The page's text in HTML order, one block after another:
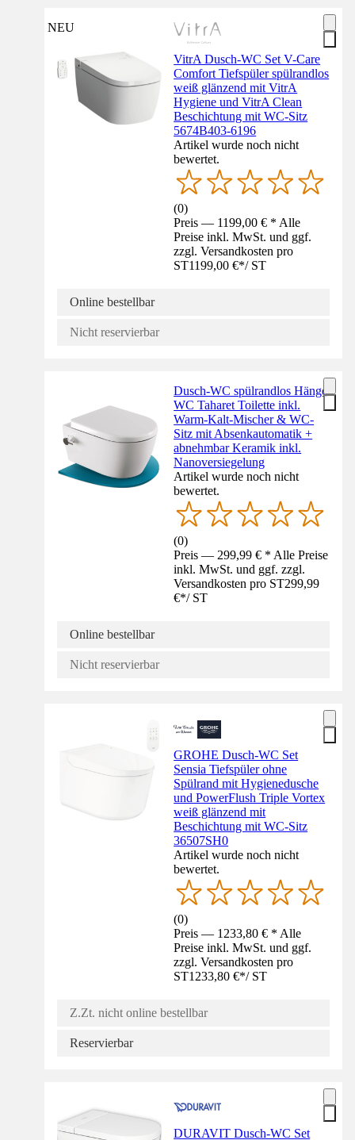
NEU
VitrA Dusch-WC Set V-Care
Comfort Tiefspüler spülrandlos
weiß glänzend mit VitrA
Hygiene und VitrA Clean
Beschichtung mit WC-Sitz
5674B403-6196
Artikel wurde noch nicht
bewertet.
(0)
Preis — 1199,00 € * Alle
Preise inkl. MwSt. und ggf.
zzgl. Versandkosten pro
ST1199,00 €*/ ST
Online bestellbar
Nicht reservierbar
Dusch-WC spülrandlos Hänge
WC Taharet Toilette inkl.
Warm-Kalt-Mischer & WC-
Sitz mit Absenkautomatik +
abnehmbar Keramik inkl.
Nanoversiegelung
Artikel wurde noch nicht
bewertet.
(0)
Preis — 299,99 € * Alle Preise
inkl. MwSt. und ggf. zzgl.
Versandkosten pro ST299,99
€*/ ST
Online bestellbar
Nicht reservierbar
GROHE Dusch-WC Set
Sensia Tiefspüler ohne
Spülrand mit Hygienedusche
und PowerFlush Triple Vortex
weiß glänzend mit
Beschichtung mit WC-Sitz
36507SH0
Artikel wurde noch nicht
bewertet.
(0)
Preis — 1233,80 € * Alle
Preise inkl. MwSt. und ggf.
zzgl. Versandkosten pro
ST1233,80 €*/ ST
Z.Zt. nicht online bestellbar
Reservierbar
DURAVIT Dusch-WC Set